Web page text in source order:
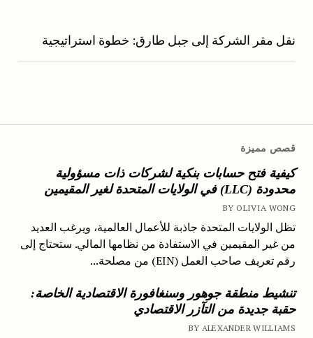
قصص مميزة
كيفية فتح حسابات بنكية لشركات ذات مسؤولية
محدودة (LLC) في الولايات المتحدة لغير المقيمين
BY OLIVIA WONG
تظل الولايات المتحدة جاذبة للأعمال العالمية، ويرغب العديد
من غير المقيمين في الاستفادة من نظامها المالي. ستحتاج إلى
رقم تعريف صاحب العمل (EIN) من مصلحة...
تنشيط منطقة جوهور وسنغافورة الاقتصادية الخاصة:
حقبة جديدة من التآزر الاقتصادي
BY ALEXANDER WILLIAMS
نقل مقر الشركة إلى جبل طارق: خطوة استراتيجية